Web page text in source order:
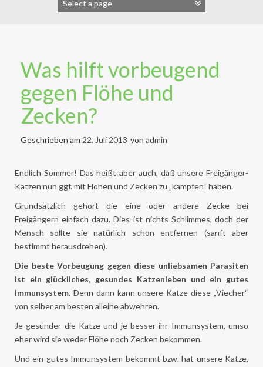
Was hilft vorbeugend
gegen Flöhe und
Zecken?
Geschrieben am 22. Juli 2013 von admin
Endlich Sommer! Das heißt aber auch, daß unsere Freigänger-
Katzen nun ggf. mit Flöhen und Zecken zu „kämpfen“ haben.
Grundsätzlich gehört die eine oder andere Zecke bei
Freigängern einfach dazu. Dies ist nichts Schlimmes, doch der
Mensch sollte sie natürlich schon entfernen (sanft aber
bestimmt herausdrehen).
Die beste Vorbeugung gegen diese unliebsamen Parasiten
ist ein glückliches, gesundes Katzenleben und ein gutes
Immunsystem. Denn dann kann unsere Katze diese „Viecher“
von selber am besten alleine abwehren.
Je gesünder die Katze und je besser ihr Immunsystem, umso
eher wird sie weder Flöhe noch Zecken bekommen.
Und ein gutes Immunsystem bekommt bzw. hat unsere Katze,